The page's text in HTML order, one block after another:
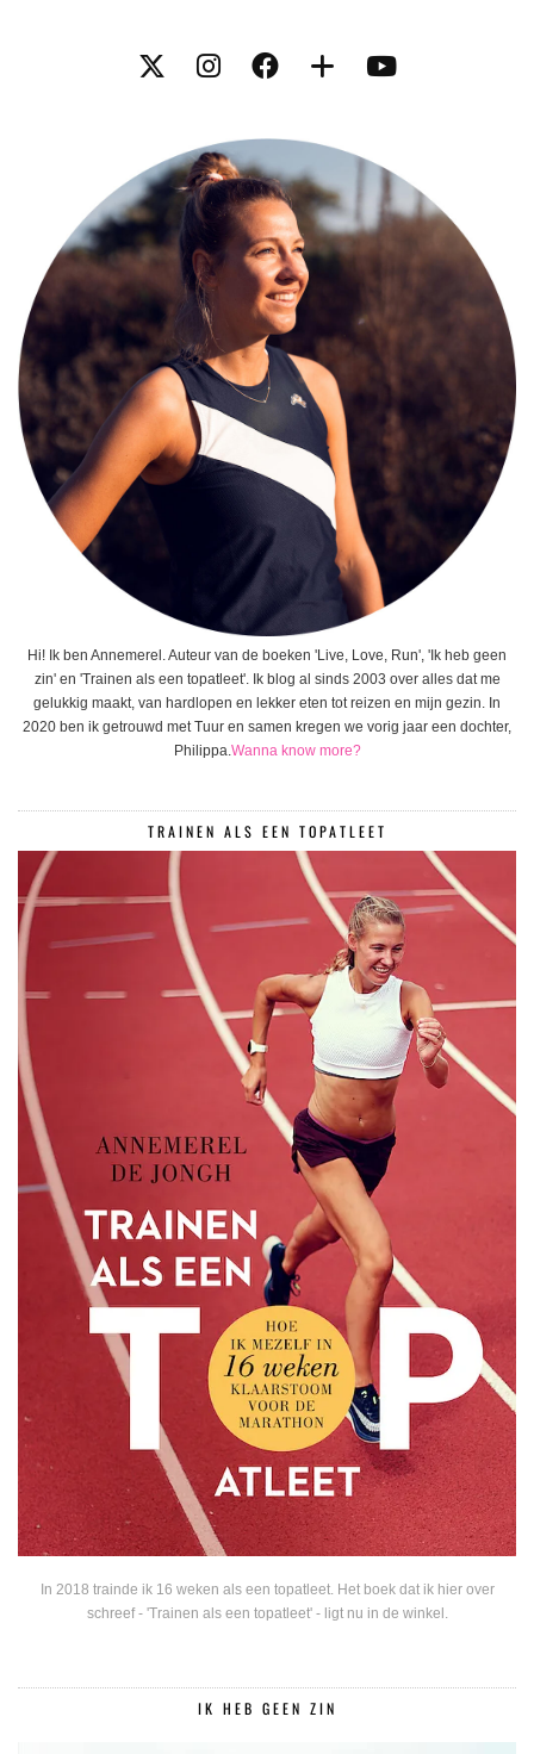
Hi! Ik ben Annemerel. Auteur van de boeken 'Live, Love, Run', 'Ik heb geen
zin' en 'Trainen als een topatleet'. Ik blog al sinds 2003 over alles dat me
gelukkig maakt, van hardlopen en lekker eten tot reizen en mijn gezin. In
2020 ben ik getrouwd met Tuur en samen kregen we vorig jaar een dochter,
Philippa. Wanna know more?
TRAINEN ALS EEN TOPATLEET
In 2018 trainde ik 16 weken als een topatleet. Het boek dat ik hier over
schreef - 'Trainen als een topatleet' - ligt nu in de winkel.
IK HEB GEEN ZIN